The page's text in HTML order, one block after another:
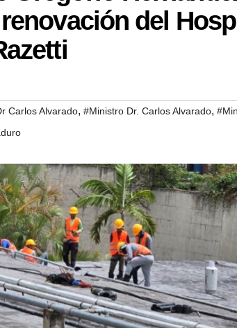
del
Carlos Alvarado, #Ministro Dr. Carlos Alvarado,